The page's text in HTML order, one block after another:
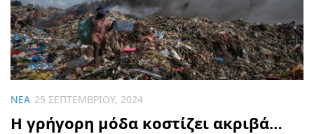
ΝΈΑ 25 ΣΕΠΤΕΜΒΡΊΟΥ, 2024
H γρήγορη μόδα κοστίζει ακριβά…